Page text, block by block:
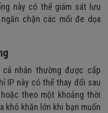
này có thể giám sát lưu
chặn các mối đe dọa
nhân thường được cấp
IP này có thể thay đổi sau
theo một khoảng thời
khó khăn lớn khi bạn muốn